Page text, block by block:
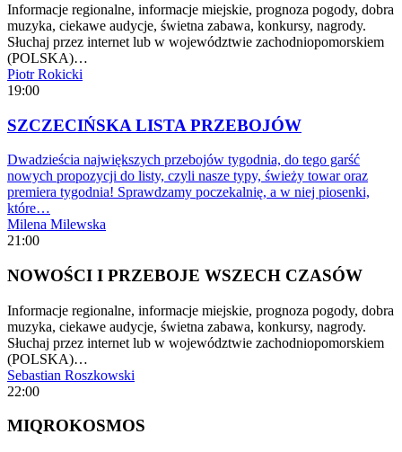
Informacje regionalne, informacje miejskie, prognoza pogody, dobra
muzyka, ciekawe audycje, świetna zabawa, konkursy, nagrody.
Słuchaj przez internet lub w województwie zachodniopomorskiem
(POLSKA)…
Piotr Rokicki
19:00
SZCZECIŃSKA LISTA PRZEBOJÓW
Dwadzieścia największych przebojów tygodnia, do tego garść
nowych propozycji do listy, czyli nasze typy, świeży towar oraz
premiera tygodnia! Sprawdzamy poczekalnię, a w niej piosenki,
które…
Milena Milewska
21:00
NOWOŚCI I PRZEBOJE WSZECH CZASÓW
Informacje regionalne, informacje miejskie, prognoza pogody, dobra
muzyka, ciekawe audycje, świetna zabawa, konkursy, nagrody.
Słuchaj przez internet lub w województwie zachodniopomorskiem
(POLSKA)…
Sebastian Roszkowski
22:00
MIQROKOSMOS